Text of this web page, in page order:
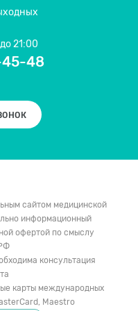
21:00
45-48
сайтом медицинской
информационный
офертой по смыслу
консультация
карты международных
Maestro